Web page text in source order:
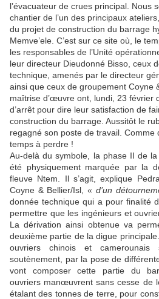
l’évacuateur de crues principal. Nous
chantier de l’un des principaux
du projet de construction du barrage
Memve’ele. C’est sur ce site où, le
les responsables de l’Unité
leur directeur Dieudonné Bisso, ceux
technique, amenés par le directeur
ainsi que ceux de groupement Coyne
maîtrise d’œuvre ont, lundi, 23 février
d’arrêt pour dire leur satisfaction de
construction du barrage. Aussitôt le
regagné son poste de travail. Comme
temps à perdre !
Au-delà du symbole, la phase II de
été physiquement marquée par la
fleuve Ntem. Il s’agit, explique
Coyne & Bellier/Isl, « d’un
donnée technique qui a pour finalité
permettre que les ingénieurs et
La dérivation ainsi obtenue va
deuxième partie de la digue
ouvriers chinois et camerounais
soutènement, par la pose de
vont composer cette partie du
ouvriers manœuvrent sans cesse de
étalant des tonnes de terre, pour